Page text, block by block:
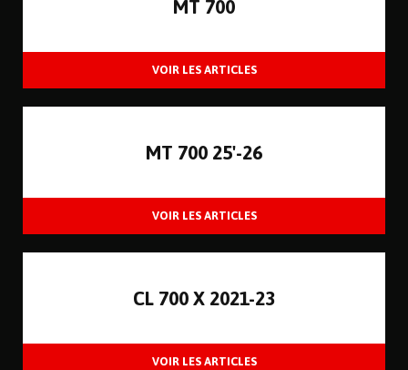
MT 700
MT 700 25'-26
CL 700 X 2021-23